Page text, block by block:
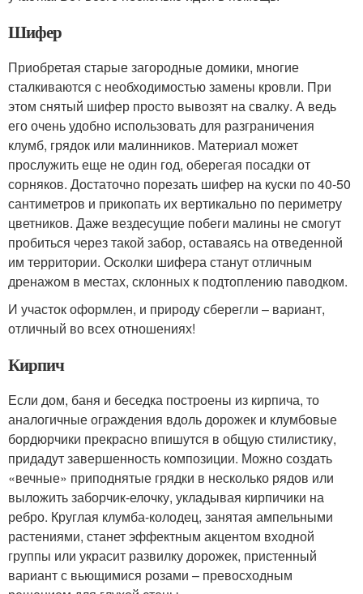
Шифер
Приобретая старые загородные домики, многие
сталкиваются с необходимостью замены кровли. При
этом снятый шифер просто вывозят на свалку. А ведь
его очень удобно использовать для разграничения
клумб, грядок или малинников. Материал может
прослужить еще не один год, оберегая посадки от
сорняков. Достаточно порезать шифер на куски по 40-50
сантиметров и прикопать их вертикально по периметру
цветников. Даже вездесущие побеги малины не смогут
пробиться через такой забор, оставаясь на отведенной
им территории. Осколки шифера станут отличным
дренажом в местах, склонных к подтоплению паводком.
И участок оформлен, и природу сберегли – вариант,
отличный во всех отношениях!
Кирпич
Если дом, баня и беседка построены из кирпича, то
аналогичные ограждения вдоль дорожек и клумбовые
бордюрчики прекрасно впишутся в общую стилистику,
придадут завершенность композиции. Можно создать
«вечные» приподнятые грядки в несколько рядов или
выложить заборчик-елочку, укладывая кирпичики на
ребро. Круглая клумба-колодец, занятая ампельными
растениями, станет эффектным акцентом входной
группы или украсит развилку дорожек, пристенный
вариант с вьющимися розами – превосходным